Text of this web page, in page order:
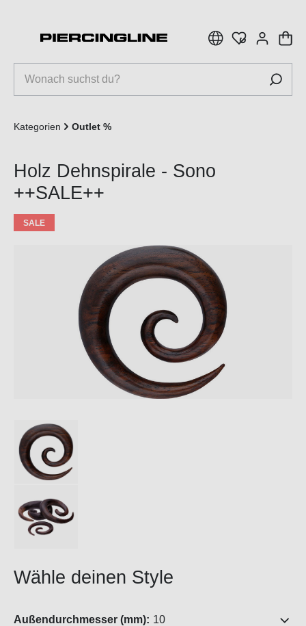
Kategorien Outlet %
Holz Dehnspirale - Sono
++SALE++
SALE
Wähle deinen Style
Außendurchmesser (mm): 10